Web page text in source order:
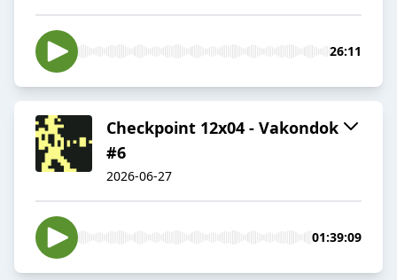
26:11
Checkpoint 12x04 - Vakondok
#6
2026-06-27
01:39:09